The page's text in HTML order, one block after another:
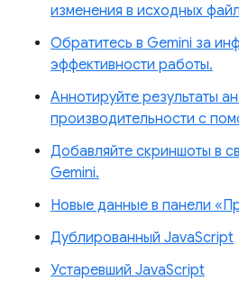
изменения в исходных
Обратитесь в Gemini за
эффективности работы.
Аннотируйте результаты
производительности с
Добавляйте скриншоты в
Gemini.
Новые данные в панели
Дублированный JavaScript
Устаревший JavaScript